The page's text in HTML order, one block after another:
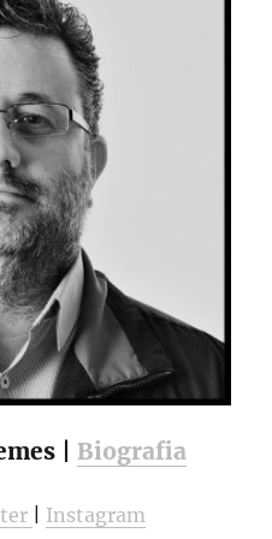
| Biografia
Instagram